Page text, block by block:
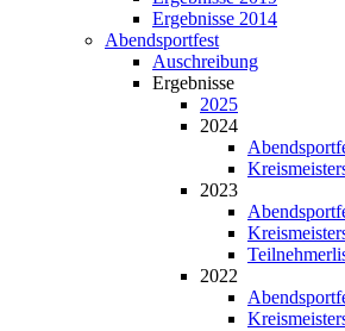
Ergebnisse 2014
Abendsportfest
Auschreibung
Ergebnisse
2025
2024
2023
2022